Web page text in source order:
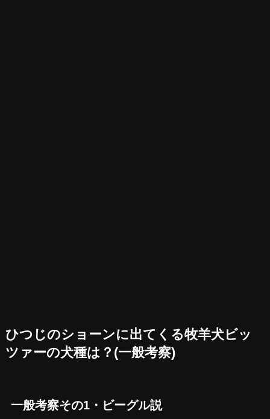
ひつじのショーンに出てくる牧羊犬ビッ
ツァーの犬種は？(一般考察)
一般考察その1・ビーグル説